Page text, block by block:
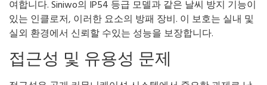
여합니다. Siniwo의 IP54 등급 모델과 같은 날씨 방지 기능이
있는 인클로저, 이러한 요소의 방패 장비. 이 보호는 실내 및
실외 환경에서 신뢰할 수있는 성능을 보장합니다.
접근성 및 유용성 문제